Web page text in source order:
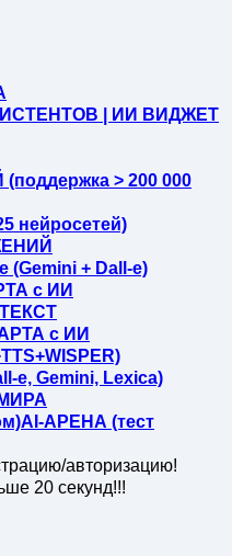
| ИИ ВИДЖЕТ
> 200 000
нейросетей)
+ Dall-e)
c ИИ
c ИИ
e, Gemini, Lexica)
AI-АРЕНА (тест
авторизацию!
20 секунд!!!